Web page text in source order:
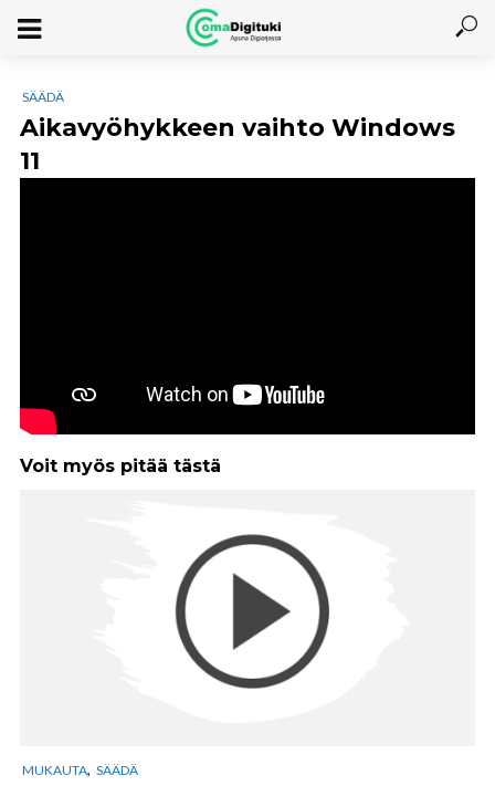
SÄÄDÄ
Aikavyöhykkeen vaihto Windows
11
Voit myös pitää tästä
MUKAUTA, SÄÄDÄ